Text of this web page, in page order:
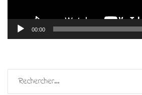
00:00
Rechercher :